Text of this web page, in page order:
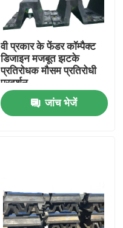
वी प्रकार के फेंडर कॉम्पैक्ट
डिजाइन मजबूत झटके
प्रतिरोधक मौसम प्रतिरोधी
प्रदर्शन
जांच भेजें